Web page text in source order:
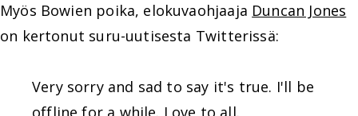
Myös Bowien poika, elokuvaohjaaja Duncan Jones
on kertonut suru-uutisesta Twitterissä:
Very sorry and sad to say it's true. I'll be
offline for a while. Love to all.